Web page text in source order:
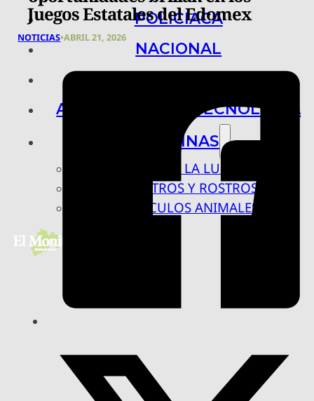
POLICIACA
NACIONAL
ARTE, CIENCIA Y TECNOLOGÍA
COLUMNAS
BAJO LA LUPA
RASTROS Y ROSTROS
VÍNCULOS ANIMALES
Juegos Estatales del Edomex
NOTICIAS•ABRIL 21, 2026